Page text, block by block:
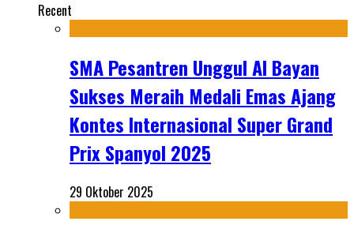
Recent
SMA Pesantren Unggul Al Bayan
Sukses Meraih Medali Emas Ajang
Kontes Internasional Super Grand
Prix Spanyol 2025
29 Oktober 2025